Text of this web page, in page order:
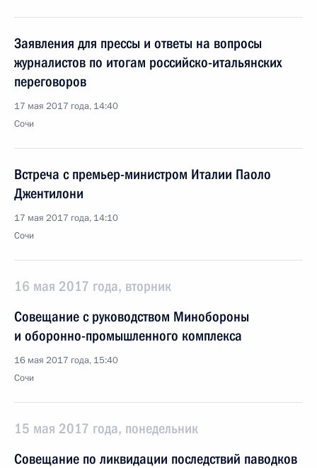
Заявления для прессы и ответы на вопросы
журналистов по итогам российско-итальянских
переговоров
17 мая 2017 года, 14:40
Сочи
Встреча с премьер-министром Италии Паоло
Джентилони
17 мая 2017 года, 14:10
Сочи
16 мая 2017 года, вторник
Совещание с руководством Минобороны
и оборонно-промышленного комплекса
16 мая 2017 года, 15:40
Сочи
15 мая 2017 года, понедельник
Совещание по ликвидации последствий паводков